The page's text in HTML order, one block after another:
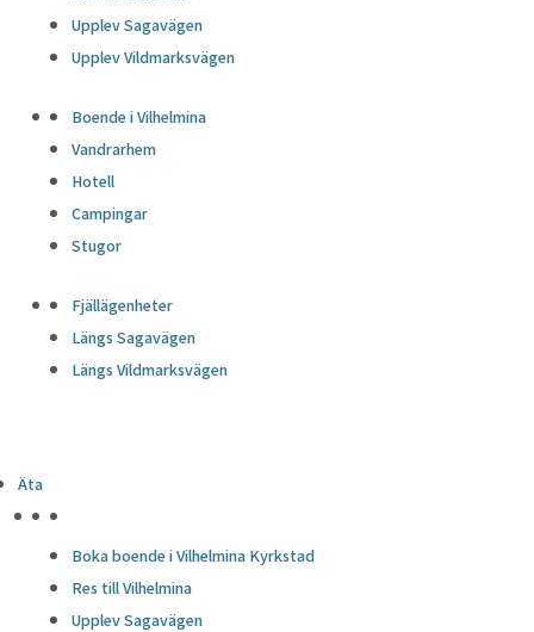
Upplev Sagavägen
Upplev Vildmarksvägen
Boende i Vilhelmina
Vandrarhem
Hotell
Campingar
Stugor
Fjällägenheter
Längs Sagavägen
Längs Vildmarksvägen
Äta
Boka boende i Vilhelmina Kyrkstad
Res till Vilhelmina
Upplev Sagavägen